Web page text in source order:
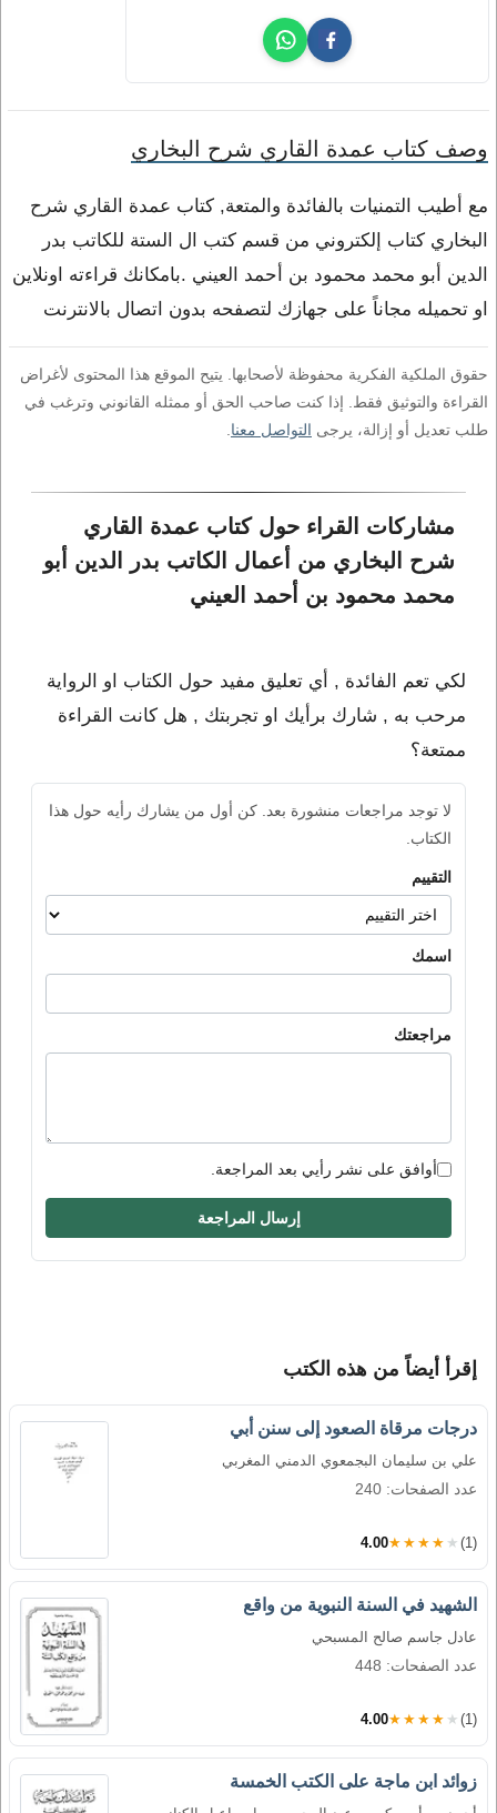
وصف كتاب عمدة القاري شرح البخاري
مع أطيب التمنيات بالفائدة والمتعة, كتاب عمدة القاري شرح
البخاري كتاب إلكتروني من قسم كتب ال الستة للكاتب بدر
الدين أبو محمد محمود بن أحمد العيني .بامكانك قراءته اونلاين
او تحميله مجاناً على جهازك لتصفحه بدون اتصال بالانترنت
حقوق الملكية الفكرية محفوظة لأصحابها. يتيح الموقع هذا المحتوى لأغراض
القراءة والتوثيق فقط. إذا كنت صاحب الحق أو ممثله القانوني وترغب في
طلب تعديل أو إزالة، يرجى التواصل معنا
مشاركات القراء حول كتاب عمدة القاري
شرح البخاري من أعمال الكاتب بدر الدين أبو
محمد محمود بن أحمد العيني
لكي تعم الفائدة , أي تعليق مفيد حول الكتاب او الرواية
مرحب به , شارك برأيك او تجربتك , هل كانت القراءة
ممتعة؟
لا توجد مراجعات منشورة بعد. كن أول من يشارك رأيه حول هذا
الكتاب.
التقييم
اسمك
مراجعتك
أوافق على نشر رأيي بعد المراجعة.
إرسال المراجعة
إقرأ أيضاً من هذه الكتب
درجات مرقاة الصعود إلى سنن أبي
علي بن سليمان البجمعوي الدمني المغربي
عدد الصفحات: 240
4.00★★★★★ (1)
الشهيد في السنة النبوية من واقع
عادل جاسم صالح المسبحي
عدد الصفحات: 448
4.00★★★★★ (1)
زوائد ابن ماجة على الكتب الخمسة